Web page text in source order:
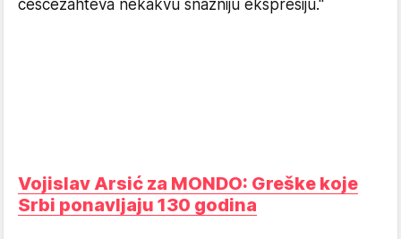
češćezahteva nekakvu snažniju ekspresiju."
Vojislav Arsić za MONDO: Greške koje
Srbi ponavljaju 130 godina